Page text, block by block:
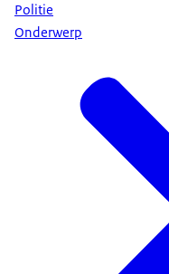
Politie
Onderwerp